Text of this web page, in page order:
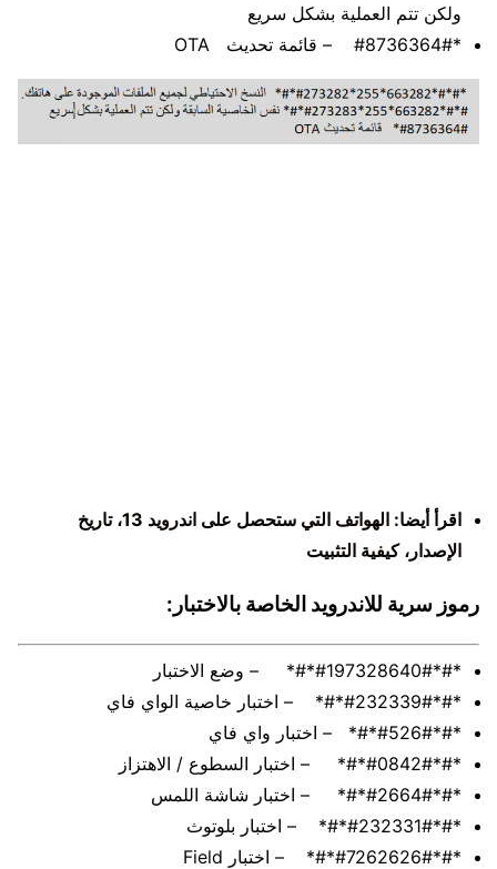
ولكن تتم العملية بشكل سريع
*#8736364# – قائمة تحديث OTA
اقرأ أيضا:
الهواتف التي ستحصل على اندرويد 13، تاريخ
الإصدار، كيفية التثبيت
رموز سرية للاندرويد الخاصة بالاختبار:
*#*#197328640#*#* – وضع الاختبار
*#*#232339#*#* – اختبار خاصية الواي فاي
*#*#526#*#* – اختبار واي فاي
*#*#0842#*#* – اختبار السطوع / الاهتزاز
*#*#2664#*#* – اختبار شاشة اللمس
*#*#232331#*#* – اختبار بلوتوث
*#*#7262626#*#* – اختبار Field